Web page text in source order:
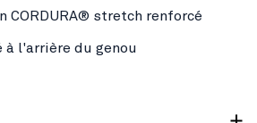
CORDURA® stretch renforcé
à l'arrière du genou